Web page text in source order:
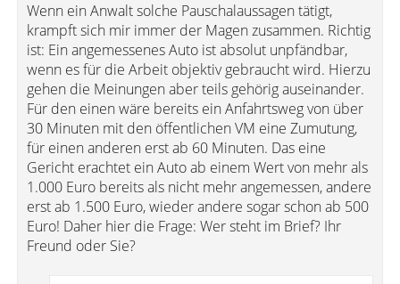
Wenn ein Anwalt solche Pauschalaussagen tätigt,
krampft sich mir immer der Magen zusammen. Richtig
ist: Ein angemessenes Auto ist absolut unpfändbar,
wenn es für die Arbeit objektiv gebraucht wird. Hierzu
gehen die Meinungen aber teils gehörig auseinander.
Für den einen wäre bereits ein Anfahrtsweg von über
30 Minuten mit den öffentlichen VM eine Zumutung,
für einen anderen erst ab 60 Minuten. Das eine
Gericht erachtet ein Auto ab einem Wert von mehr als
1.000 Euro bereits als nicht mehr angemessen, andere
erst ab 1.500 Euro, wieder andere sogar schon ab 500
Euro! Daher hier die Frage: Wer steht im Brief? Ihr
Freund oder Sie?